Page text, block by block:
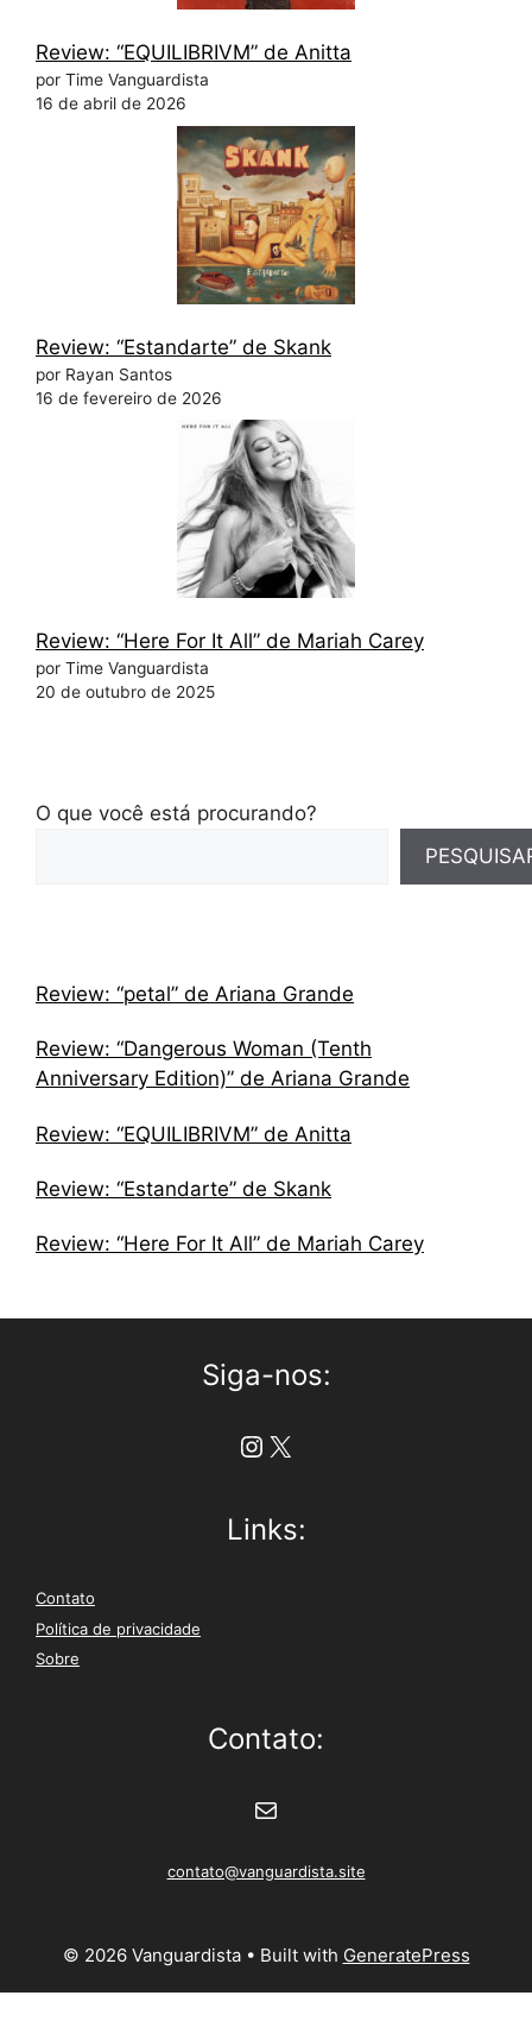
Review: “EQUILIBRIVM” de Anitta
por Time Vanguardista
16 de abril de 2026
Review: “Estandarte” de Skank
por Rayan Santos
16 de fevereiro de 2026
Review: “Here For It All” de Mariah Carey
por Time Vanguardista
20 de outubro de 2025
O que você está procurando?
Review: “petal” de Ariana Grande
Review: “Dangerous Woman (Tenth
Anniversary Edition)” de Ariana Grande
Review: “EQUILIBRIVM” de Anitta
Review: “Estandarte” de Skank
Review: “Here For It All” de Mariah Carey
Siga-nos:
Instagram
X
Links:
Contato
Política de privacidade
Sobre
Contato:
E-mail
contato@vanguardista.site
© 2026 Vanguardista• Built with GeneratePress